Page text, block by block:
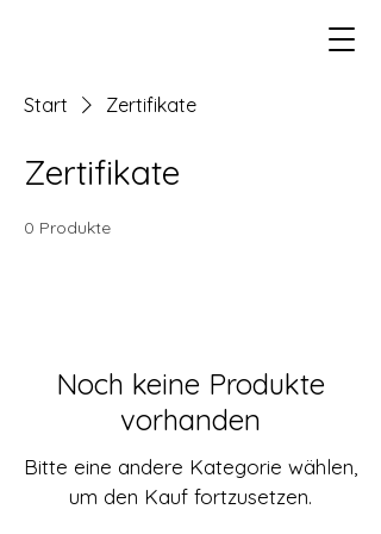
Start Zertifikate
Zertifikate
0 Produkte
Noch keine Produkte
vorhanden
Bitte eine andere Kategorie wählen,
um den Kauf fortzusetzen.